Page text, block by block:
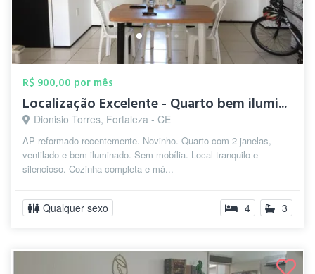
R$ 900,00 por mês
Localização Excelente - Quarto bem ilumi...
Dionisio Torres, Fortaleza - CE
AP reformado recentemente. Novinho. Quarto com 2 janelas,
ventilado e bem iluminado. Sem mobília. Local tranquilo e
silencioso. Cozinha completa e má...
Qualquer sexo 4 3